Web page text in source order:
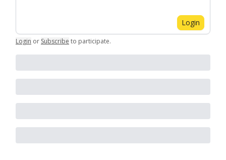
Login
Login or Subscribe to participate.